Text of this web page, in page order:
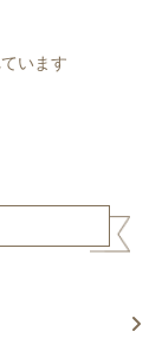
います